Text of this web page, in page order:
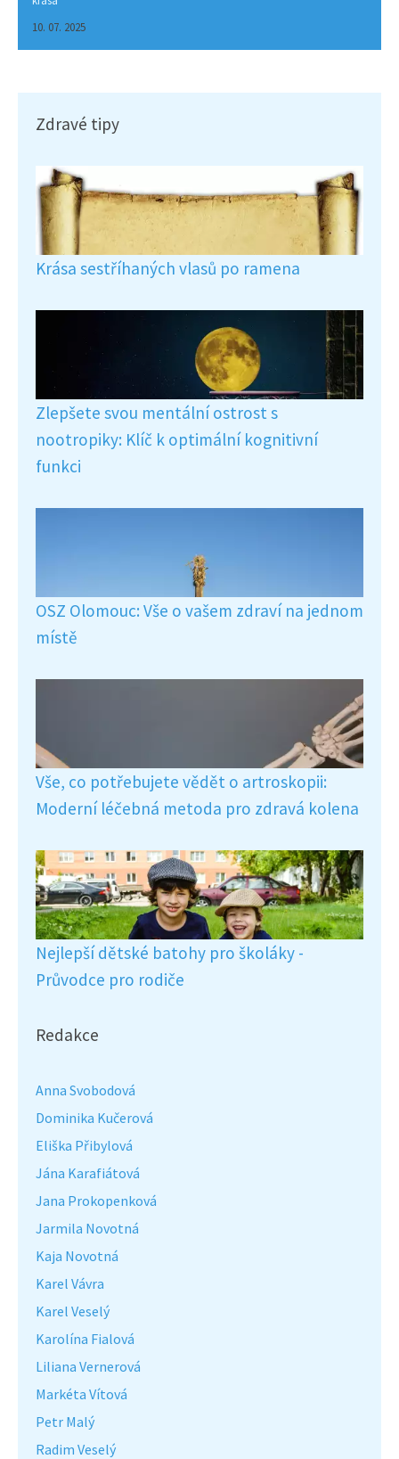
10. 07. 2025
Zdravé tipy
Krása sestříhaných vlasů po ramena
Zlepšete svou mentální ostrost s
nootropiky: Klíč k optimální kognitivní
funkci
OSZ Olomouc: Vše o vašem zdraví na jednom
místě
Vše, co potřebujete vědět o artroskopii:
Moderní léčebná metoda pro zdravá kolena
Nejlepší dětské batohy pro školáky -
Průvodce pro rodiče
Redakce
Anna Svobodová
Dominika Kučerová
Eliška Přibylová
Jána Karafiátová
Jana Prokopenková
Jarmila Novotná
Kaja Novotná
Karel Vávra
Karel Veselý
Karolína Fialová
Liliana Vernerová
Markéta Vítová
Petr Malý
Radim Veselý